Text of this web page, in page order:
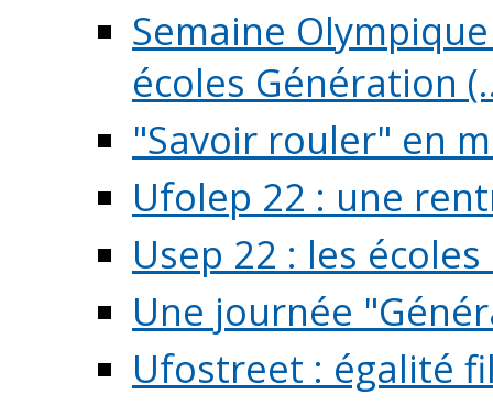
Semaine
écoles Génération
"Savoir rouler" en
Ufolep 22 : une
Usep 22 : les
Une journée
Ufostreet : égalité